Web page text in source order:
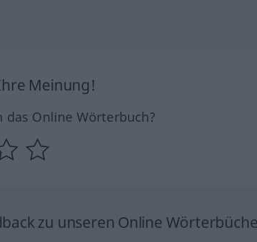
Meinung!
Online Wörterbuch?
zu unseren Online